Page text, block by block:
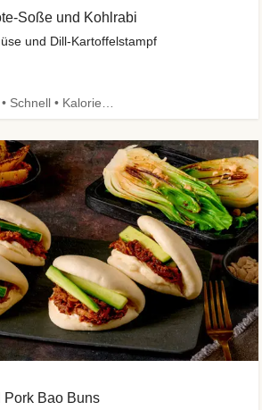
Soße und Kohlrabi
und Dill-Kartoffelstampf
Bao Buns